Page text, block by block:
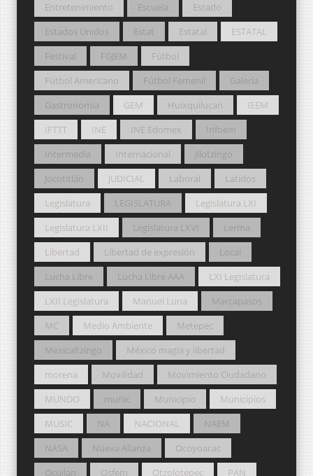
Entretenimiento
Escuela
Estado
Estados Unidos
Estat Estatal
ESTATAL
Festival
FGJEM
Fútbol
Fútbol Americano
Fútbol Femenil
Galería
Gastronomía
GEM Huixquilucan
IEEM
IFTTT
INE INE Edomex
Infoem
Intermedia
Internacional
Jilotzingo
Jocotitlán
JUDICIAL Laboral
Latidos
Legislatura
LEGISLATURA
Legislatura LXI
Legislatura LXII
Legislatura LXVI
Lerma
Libertad
Libertad de expresión
Local
Lucha Libre
Lucha Libre AAA
LXI Legislatura
LXII Legislatura
Manuel Luna
Marcapasos
MC
Medio Ambiente
Metepec
Mexicaltzingo
México magia y libertad
morena
Movilidad
Movimiento Ciudadano
MUNDO
munic Municipio
Municipios
MUSIC
NA NACIONAL
NAEM
NASA
Nueva Alianza
Ocoyoacac
Ocuilan
Osfem Otzolotepec
PAN